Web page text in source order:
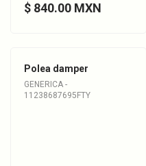
$ 840.00 MXN
Polea damper
GENERICA -
11238687695FTY